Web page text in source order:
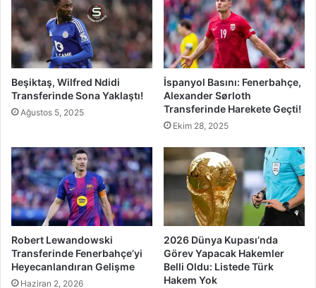
Beşiktaş, Wilfred Ndidi
Transferinde Sona Yaklaştı!
Ağustos 5, 2025
İspanyol Basını: Fenerbahçe,
Alexander Sørloth
Transferinde Harekete Geçti!
Ekim 28, 2025
Robert Lewandowski
Transferinde Fenerbahçe’yi
Heyecanlandıran Gelişme
Haziran 2, 2026
2026 Dünya Kupası’nda
Görev Yapacak Hakemler
Belli Oldu: Listede Türk
Hakem Yok